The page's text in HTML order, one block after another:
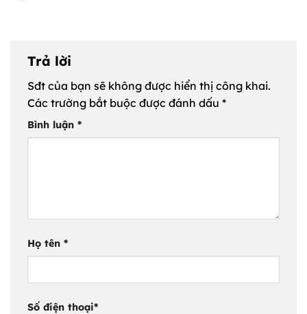
Trả lời
Sđt của bạn sẽ không được hiển thị công khai.
Các trường bắt buộc được đánh dấu *
Bình luận *
Họ tên *
Số điện thoại*